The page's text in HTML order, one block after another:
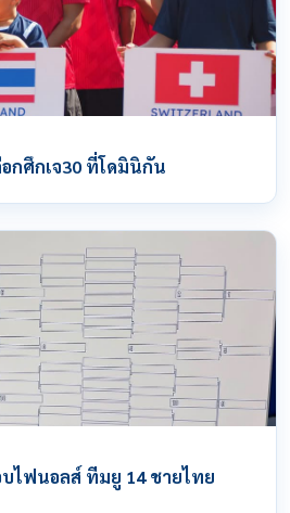
กศึกเจ30 ที่โดมินิกัน
ไฟนอลส์ ทีมยู 14 ชายไทย